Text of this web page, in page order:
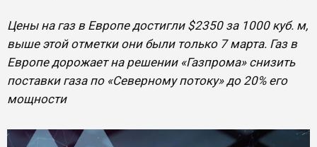
Цены на газ в Европе достигли $2350 за 1000 куб. м,
выше этой отметки они были только 7 марта. Газ в
Европе дорожает на решении «Газпрома» снизить
поставки газа по «Северному потоку» до 20% его
мощности